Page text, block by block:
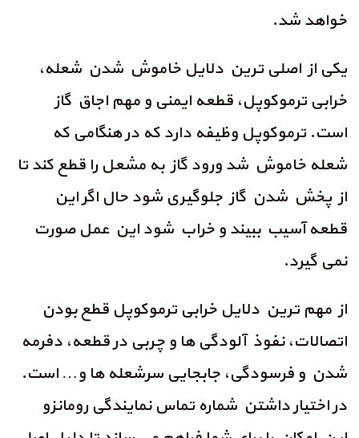
خواهد شد.
یکی از اصلی ترین دلایل خاموش شدن شعله،
خرابی ترموکوپل، قطعه ایمنی و مهم اجاق گاز
است. ترموکوپل وظیفه دارد که در هنگامی که
شعله خاموش شد ورود گاز به مشعل را قطع کند تا
از پخش شدن گاز جلوگیری شود حال اگر این
قطعه آسیب ببیند و خراب شود این عمل صورت
نمی گیرد.
از مهم ترین دلایل خرابی ترموکوپل قطع بودن
اتصالات، نفوذ آلودگی ها و چربی در قطعه، دفرمه
شدن و فرسودگی، جابجایی سرشعله ها و… است.
در اختیار داشتن شماره تماس نمایندگی رومانزو